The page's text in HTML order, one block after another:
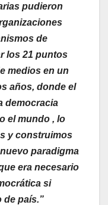
pudieron
de
los 21 puntos
medios en un
años, donde el
democracia
el mundo , lo
y construimos
paradigma
era necesario
si
de país.”